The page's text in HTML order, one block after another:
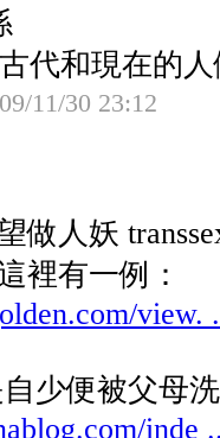
代和現在的
11/30 23:12
做人妖
裡有一例：
少便被父母
inde